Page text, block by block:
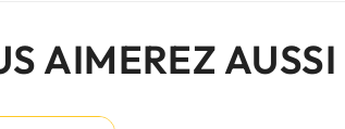
AIMEREZ AUSSI